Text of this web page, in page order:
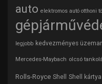
auto elektromos autó otthoni
legjobb kedvezményes
Mercedes-Maybach olcsó
Rolls-Royce Shell Shell kártya